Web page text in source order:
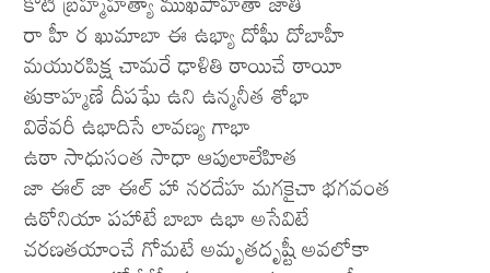
రా హీ ర ఖుమాబా ఈ ఉభ్యా దోఘీ దోబాహీ
మయురపిక్ష చామరే ఢాళితి ఠాయిచే ఠాయీ
తుకాహ్మణే దీపఘే ఉని ఉన్మనీత శోభా
విఠేవరీ ఉభాదిసే లావణ్య గాభా
ఉఠా సాధుసంత సాధా ఆపులాలేహిత
జా ఈల్ జా ఈల్ హా నరదేహ మగకైచా భగవంత
ఉఠోనియా పహాటే బాబా ఉభా అసేవిటే
చరణతయాంచే గోమటే అమృతదృష్టీ అవలోకా